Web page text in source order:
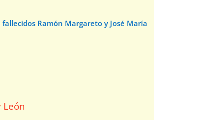
Ramón Margareto y José María